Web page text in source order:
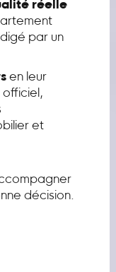
réelle
par un
en leur
et
décision.